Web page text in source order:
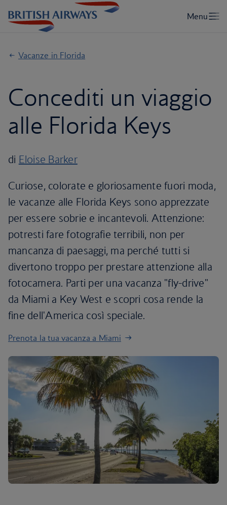
Vacanze in Florida
Concediti un viaggio
alle Florida Keys
di Eloise Barker
Curiose, colorate e gloriosamente fuori moda,
le vacanze alle Florida Keys sono apprezzate
per essere sobrie e incantevoli. Attenzione:
potresti fare fotografie terribili, non per
mancanza di paesaggi, ma perché tutti si
divertono troppo per prestare attenzione alla
fotocamera. Parti per una vacanza "fly-drive"
da Miami a Key West e scopri cosa rende la
fine dell'America così speciale.
Prenota la tua vacanza a Miami